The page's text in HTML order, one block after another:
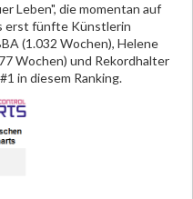
Leben", die momentan auf
erst fünfte Künstlerin
(1.032 Wochen), Helene
Wochen) und Rekordhalter
in diesem Ranking.